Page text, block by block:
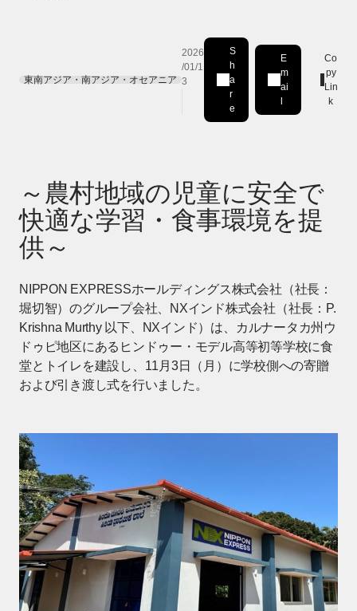
東南アジア・南アジア・オセアニア
2026
/01/1
3
S
h
a
r
e
Share on LinkedIn
[Open in new window]
E
m
ai
Co
py
Lin
k
～農村地域の児童に安全で
快適な学習・食事環境を提
供～
NIPPON EXPRESSホールディングス株式会社（社長：
堀切智）のグループ会社、NXインド株式会社（社長：P.
Krishna Murthy 以下、NXインド）は、カルナータカ州ウ
ドゥピ地区にあるヒンドゥー・モデル高等初等学校に食
堂とトイレを建設し、11月3日（月）に学校側への寄贈
および引き渡し式を行いました。